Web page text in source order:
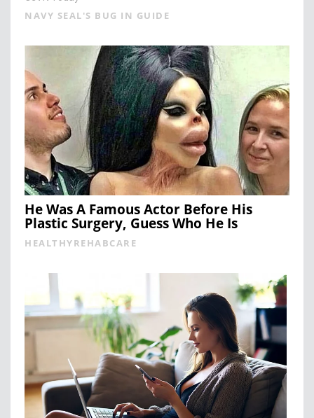
NAVY SEAL'S BUG IN GUIDE
He Was A Famous Actor Before His
Plastic Surgery, Guess Who He Is
HEALTHYREHABCARE